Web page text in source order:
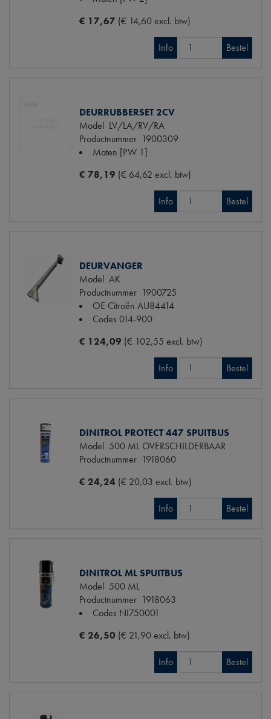
€ 17,67 (€ 14,60 excl. btw)
Info Bestel
DEURRUBBERSET 2CV
Model LV/LA/RV/RA
Productnummer 1900309
Maten [PW 1]
€ 78,19 (€ 64,62 excl. btw)
Info Bestel
DEURVANGER
Model AK
Productnummer 1900725
OE Citroën AU84414
Codes 014-900
€ 124,09 (€ 102,55 excl. btw)
Info Bestel
DINITROL PROTECT 447 SPUITBUS
Model 500 ML OVERSCHILDERBAAR
Productnummer 1918060
€ 24,24 (€ 20,03 excl. btw)
Info Bestel
DINITROL ML SPUITBUS
Model 500 ML
Productnummer 1918063
Codes NI750001
€ 26,50 (€ 21,90 excl. btw)
Info Bestel